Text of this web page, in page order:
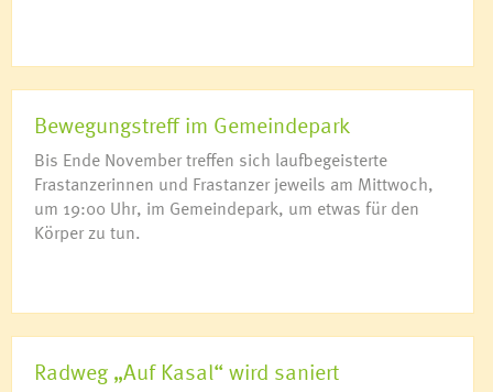
Bewegungstreff im Gemeindepark
Bis Ende November treffen sich laufbegeisterte
Frastanzerinnen und Frastanzer jeweils am Mittwoch,
um 19:00 Uhr, im Gemeindepark, um etwas für den
Körper zu tun.
Radweg „Auf Kasal“ wird saniert